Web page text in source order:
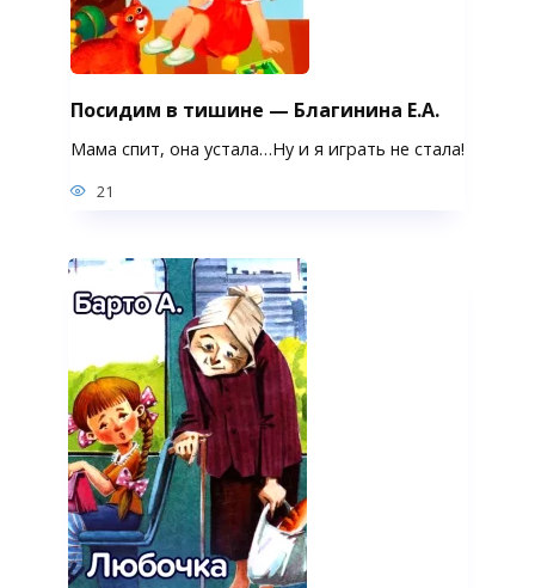
Посидим в тишине — Благинина Е.А.
Мама спит, она устала…Ну и я играть не стала!
21